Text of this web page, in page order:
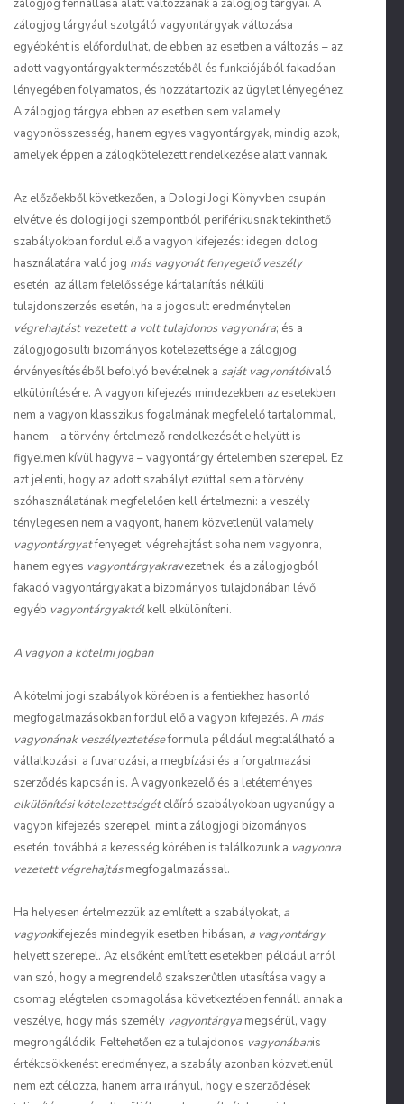
zálogjog fennállása alatt változzanak a zálogjog tárgyai. A
zálogjog tárgyául szolgáló vagyontárgyak változása
egyébként is előfordulhat, de ebben az esetben a változás – az
adott vagyontárgyak természetéből és funkciójából fakadóan –
lényegében folyamatos, és hozzátartozik az ügylet lényegéhez.
A zálogjog tárgya ebben az esetben sem valamely
vagyonösszesség, hanem egyes vagyontárgyak, mindig azok,
amelyek éppen a zálogkötelezett rendelkezése alatt vannak.
Az előzőekből következően, a Dologi Jogi Könyvben csupán
elvétve és dologi jogi szempontból periférikusnak tekinthető
szabályokban fordul elő a vagyon kifejezés: idegen dolog
használatára való jog más vagyonát fenyegető veszély
esetén; az állam felelőssége kártalanítás nélküli
tulajdonszerzés esetén, ha a jogosult eredménytelen
végrehajtást vezetett a volt tulajdonos vagyonára; és a
zálogjogosulti bizományos kötelezettsége a zálogjog
érvényesítéséből befolyó bevételnek a saját vagyonátólvaló
elkülönítésére. A vagyon kifejezés mindezekben az esetekben
nem a vagyon klasszikus fogalmának megfelelő tartalommal,
hanem – a törvény értelmező rendelkezését e helyütt is
figyelmen kívül hagyva – vagyontárgy értelemben szerepel. Ez
azt jelenti, hogy az adott szabályt ezúttal sem a törvény
szóhasználatának megfelelően kell értelmezni: a veszély
ténylegesen nem a vagyont, hanem közvetlenül valamely
vagyontárgyatfenyeget; végrehajtást soha nem vagyonra,
hanem egyes vagyontárgyakravezetnek; és a zálogjogból
fakadó vagyontárgyakat a bizományos tulajdonában lévő
egyéb vagyontárgyaktólkell elkülöníteni.
A vagyon a kötelmi jogban
A kötelmi jogi szabályok körében is a fentiekhez hasonló
megfogalmazásokban fordul elő a vagyon kifejezés. A más
vagyonának veszélyeztetéseformula például megtalálható a
vállalkozási, a fuvarozási, a megbízási és a forgalmazási
szerződés kapcsán is. A vagyonkezelő és a letéteményes
elkülönítési kötelezettségételőíró szabályokban ugyanúgy a
vagyon kifejezés szerepel, mint a zálogjogi bizományos
esetén, továbbá a kezesség körében is találkozunk a vagyonra
vezetett végrehajtásmegfogalmazással.
Ha helyesen értelmezzük az említett a szabályokat, a
vagyonkifejezés mindegyik esetben hibásan, a vagyontárgy
helyett szerepel. Az elsőként említett esetekben például arról
van szó, hogy a megrendelő szakszerűtlen utasítása vagy a
csomag elégtelen csomagolása következtében fennáll annak a
veszélye, hogy más személy vagyontárgya megsérül, vagy
megrongálódik. Feltehetően ez a tulajdonos vagyonábanis
értékcsökkenést eredményez, a szabály azonban közvetlenül
nem ezt célozza, hanem arra irányul, hogy e szerződések